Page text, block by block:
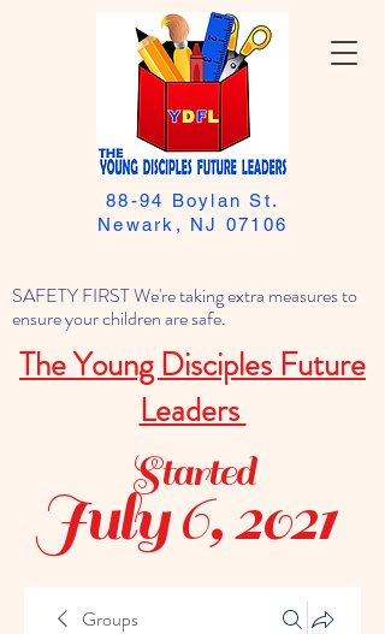
SAFETY FIRST We're taking extra measures to
ensure your children are safe.
The Young Disciples Future
Leaders
88-94 Boylan St.
Newark, NJ 07106
July 6, 2021
Started
Groups